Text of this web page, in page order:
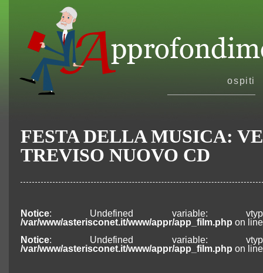
ospiti
FESTA DELLA MUSICA:
TREVISO NUOVO CD
Notice: Undefined variable:
/var/www/asterisconet.it/www/appr/app_film.php on
Notice: Undefined variable:
/var/www/asterisconet.it/www/appr/app_film.php on